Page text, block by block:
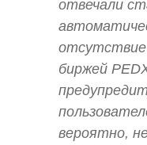
отвечали
отсутствие
биржей
вероятно,